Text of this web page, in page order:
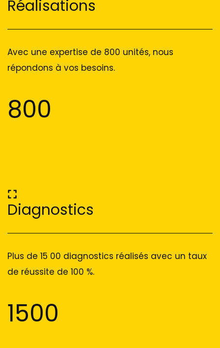
Réalisations
Avec une expertise de 800 unités, nous
répondons à vos besoins.
800
Diagnostics
Plus de 15 00 diagnostics réalisés avec un taux
de réussite de 100 %.
1500